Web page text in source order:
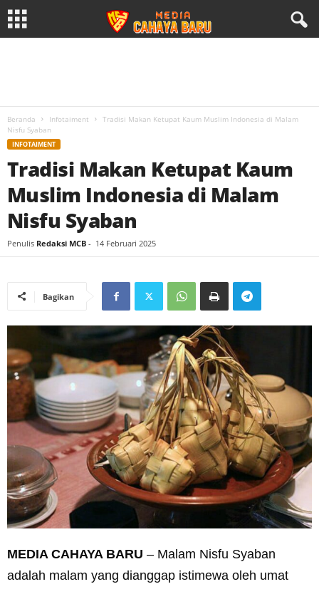
Beranda Infotaiment
Tradisi Makan Ketupat Kaum Muslim Indonesia di Malam
Nisfu Syaban
INFOTAIMENT
Tradisi Makan Ketupat Kaum
Muslim Indonesia di Malam
Nisfu Syaban
Penulis Redaksi MCB - 14 Februari 2025
Bagikan
MEDIA CAHAYA BARU – Malam Nisfu Syaban
adalah malam yang dianggap istimewa oleh umat